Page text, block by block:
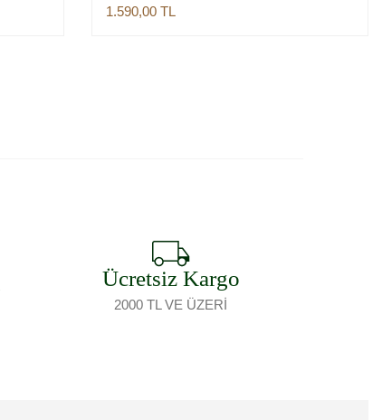
1.590,00 TL
Ücretsiz Kargo
2000 TL VE ÜZERİ